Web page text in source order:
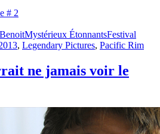
# 2
BenoitCatégories
Mystérieux ÉtonnantsÉtiquettes
Festival
, Legendary Pictures, Pacific Rim
ne jamais voir le